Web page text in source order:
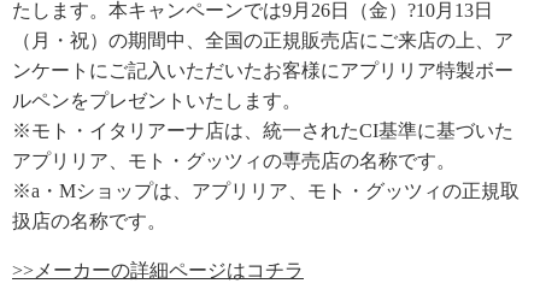
たします。本キャンペーンでは9月26日（金）?10月13日
（月・祝）の期間中、全国の正規販売店にご来店の上、ア
ンケートにご記入いただいたお客様にアプリリア特製ボー
ルペンをプレゼントいたします。
※モト・イタリアーナ店は、統一されたCI基準に基づいた
アプリリア、モト・グッツィの専売店の名称です。
※a・Mショップは、アプリリア、モト・グッツィの正規取
扱店の名称です。
>>メーカーの詳細ページはコチラ